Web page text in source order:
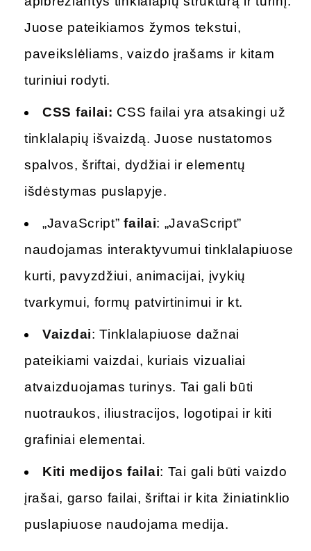
Juose pateikiamos žymos tekstui,
paveikslėliams, vaizdo įrašams ir kitam
turiniui rodyti.
CSS failai: CSS failai yra atsakingi už
tinklalapių išvaizdą. Juose nustatomos
spalvos, šriftai, dydžiai ir elementų
išdėstymas puslapyje.
„JavaScript”failai: „JavaScript”
naudojamas interaktyvumui tinklalapiuose
kurti, pavyzdžiui, animacijai, įvykių
tvarkymui, formų patvirtinimui ir kt.
Vaizdai: Tinklalapiuose dažnai
pateikiami vaizdai, kuriais vizualiai
atvaizduojamas turinys. Tai gali būti
nuotraukos, iliustracijos, logotipai ir kiti
grafiniai elementai.
Kiti medijos failai: Tai gali būti vaizdo
įrašai, garso failai, šriftai ir kita žiniatinklio
puslapiuose naudojama medija.